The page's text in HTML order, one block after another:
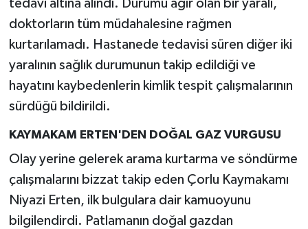
tedavi altına alındı. Durumu ağır olan bir yaralı,
doktorların tüm müdahalesine rağmen
kurtarılamadı. Hastanede tedavisi süren diğer iki
yaralının sağlık durumunun takip edildiği ve
hayatını kaybedenlerin kimlik tespit çalışmalarının
sürdüğü bildirildi.
KAYMAKAM ERTEN'DEN DOĞAL GAZ VURGUSU
Olay yerine gelerek arama kurtarma ve söndürme
çalışmalarını bizzat takip eden Çorlu Kaymakamı
Niyazi Erten, ilk bulgulara dair kamuoyunu
bilgilendirdi. Patlamanın doğal gazdan